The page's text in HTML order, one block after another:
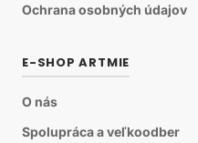
Ochrana osobných údajov
E-SHOP ARTMIE
O nás
Spolupráca a veľkoodber